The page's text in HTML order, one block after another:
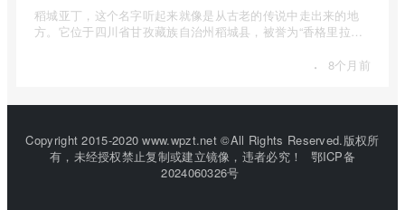
稻城亚丁，这个名字听起来就像是从古老的传说中走出来的地
方。它位于四川省甘孜藏族自治州稻城县，被誉为“香格里拉的
· 8个月前
Copyright 2015-2020 www.wpzt.net ©All Rights Reserved.版权所
有，未经授权禁止复制或建立镜像，违者必究！
鄂ICP备
2024060326号